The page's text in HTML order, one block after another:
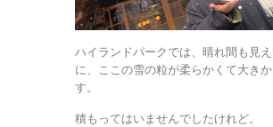
ハイランドパークでは、晴れ間も見
に、ここの雪の粒が柔らかくて大き
す。
積もってはいませんでしたけれど。